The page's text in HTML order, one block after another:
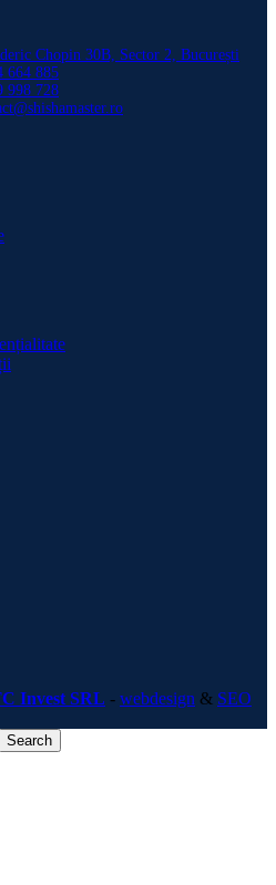
Chopin 30B, Sector 2, București
664 885
998 728
Invest SRL - webdesign & SEO
Search